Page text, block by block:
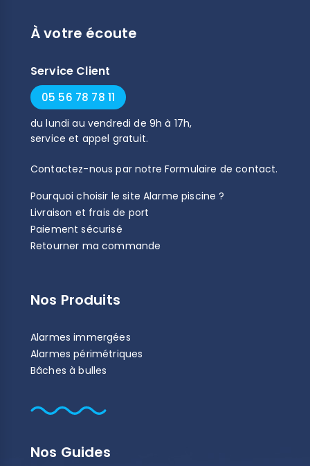
À votre écoute
Service Client
05 56 78 78 11
dulundi au vendredi de 9h à 17h,
service et appel gratuit.
Contactez-nous par notre Formulaire de contact.
Pourquoi choisir le site Alarme piscine ?
Livraison et frais de port
Paiement sécurisé
Retourner ma commande
Nos Produits
Alarmes immergées
Alarmes périmétriques
Bâches à bulles
Nos Guides